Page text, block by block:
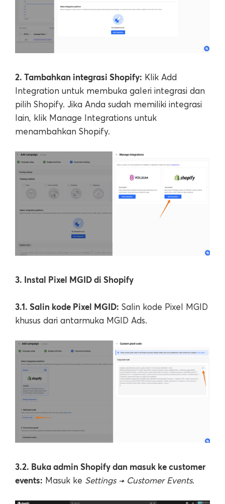
2. Tambahkan integrasi Shopify: Klik Add
Integration untuk membuka galeri integrasi dan
pilih Shopify. Jika Anda sudah memiliki integrasi
lain, klik Manage Integrations untuk
menambahkan Shopify.
3. Instal Pixel MGID di Shopify
3.1. Salin kode Pixel MGID: Salin kode Pixel MGID
khusus dari antarmuka MGID Ads.
3.2. Buka admin Shopify dan masuk ke customer
events: Masuk ke Settings → Customer Events.